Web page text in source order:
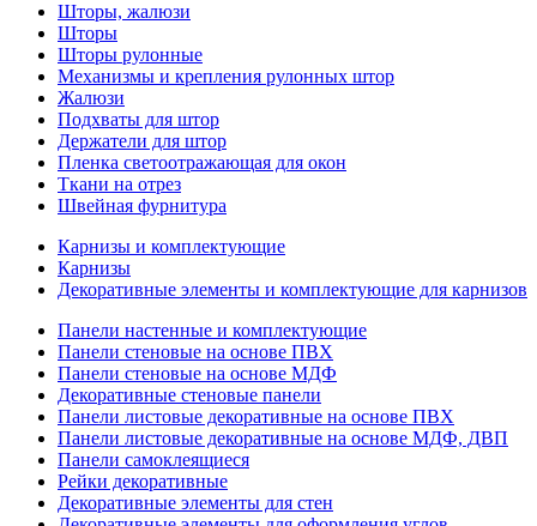
Шторы, жалюзи
Шторы
Шторы рулонные
Механизмы и крепления рулонных штор
Жалюзи
Подхваты для штор
Держатели для штор
Пленка светоотражающая для окон
Ткани на отрез
Швейная фурнитура
Карнизы и комплектующие
Карнизы
Декоративные элементы и комплектующие для карнизов
Панели настенные и комплектующие
Панели стеновые на основе ПВХ
Панели стеновые на основе МДФ
Декоративные стеновые панели
Панели листовые декоративные на основе ПВХ
Панели листовые декоративные на основе МДФ, ДВП
Панели самоклеящиеся
Рейки декоративные
Декоративные элементы для стен